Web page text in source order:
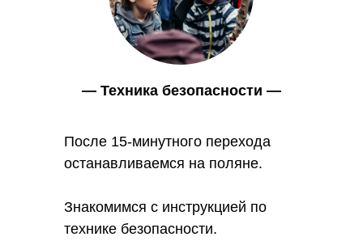
После 15-минутного перехода
останавливаемся на поляне.
Знакомимся с инструкцией по
технике безопасности.
— Техника безопасности —